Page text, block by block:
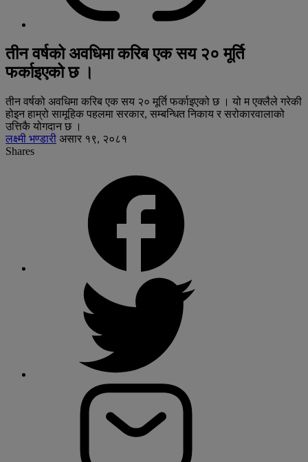
तीन वर्षको अवधिमा करिब एक सय २० मूर्ति
फर्काइएको छ ।
तीन वर्षको अवधिमा करिब एक सय २० मूर्ति फर्काइएको छ । यो म एक्लैले गरेकी
होइन हाम्रो सामूहिक पहलमा सरकार, सम्बन्धित निकाय र सरोकारवालाको
उत्तिकै योगदान छ ।
लक्ष्मी भण्डारी असार १९, २०८१
Shares